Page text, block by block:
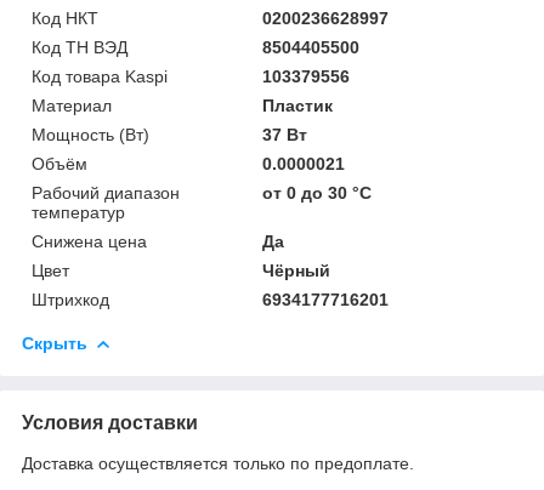
Код НКТ
0200236628997
Код ТН ВЭД
8504405500
Код товара Kaspi
103379556
Материал
Пластик
Мощность (Bт)
37 Вт
Объём
0.0000021
Рабочий диапазон
температур
от 0 до 30 °С
Снижена цена
Да
Цвет
Чёрный
Штрихкод
6934177716201
Скрыть
Условия доставки
Доставка осуществляется только по предоплате.